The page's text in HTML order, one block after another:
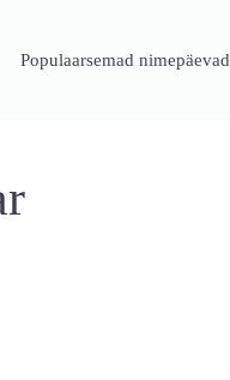
Populaarsemad nimepäevad